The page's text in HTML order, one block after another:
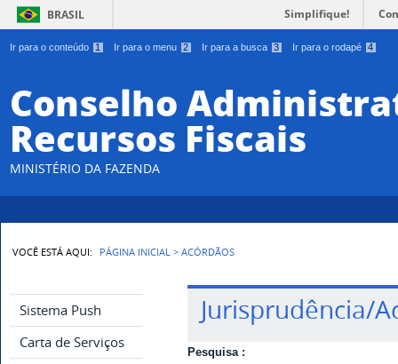
BRASIL Simplifique!
Ir para o conteúdo 1 Ir para o menu 2 Ir para a busca 3 Ir para o rodapé 4
Conselho
Recursos Fiscais
MINISTÉRIO DA FAZENDA
VOCÊ ESTÁ AQUI: PÁGINA INICIAL >ACÓRDÃOS
Sistema Push
Carta de Serviços
Jurisprudência/
Pesquisa :